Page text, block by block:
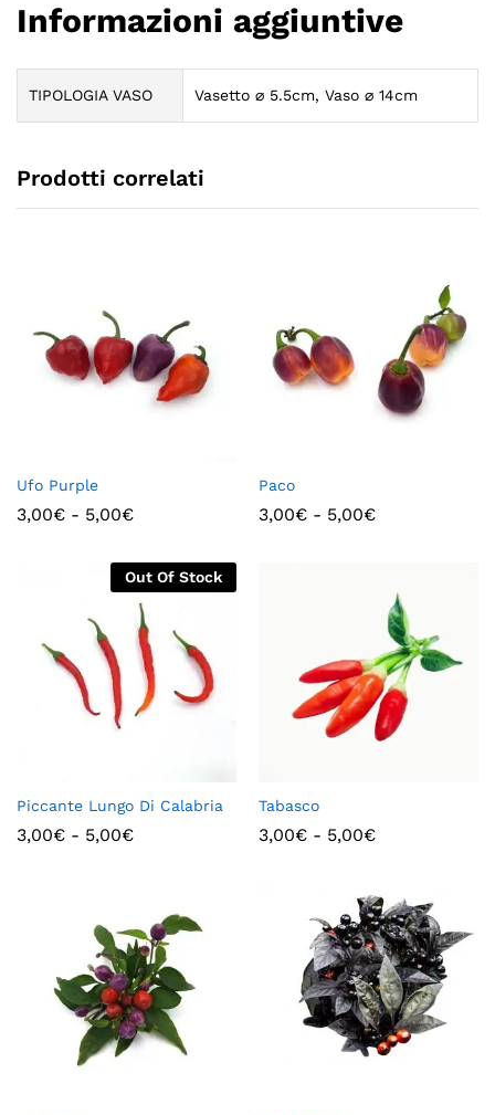
Informazioni aggiuntive
TIPOLOGIA VASO Vasetto ⌀ 5.5cm, Vaso ⌀ 14cm
Prodotti correlati
Ufo Purple
3,00€ - 5,00€
Paco
3,00€ - 5,00€
Out Of Stock
Piccante Lungo Di Calabria
3,00€ - 5,00€
Tabasco
3,00€ - 5,00€